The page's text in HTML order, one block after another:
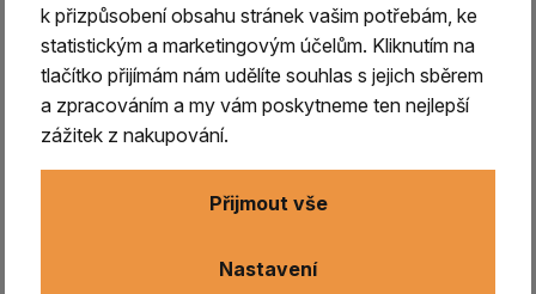
Stojánek Nepál/dřevo/ kámen -
květ vykládaný 2.
vykládaný tyrkysem slouží k pálení
k přizpůsobení obsahu stránek vašim potřebám, ke
statistickým a marketingovým účelům. Kliknutím na
tlačítko přijímám nám udělíte souhlas s jejich sběrem
a zpracováním a my vám poskytneme ten nejlepší
zážitek z nakupování.
Nastavení
Přijmout vše